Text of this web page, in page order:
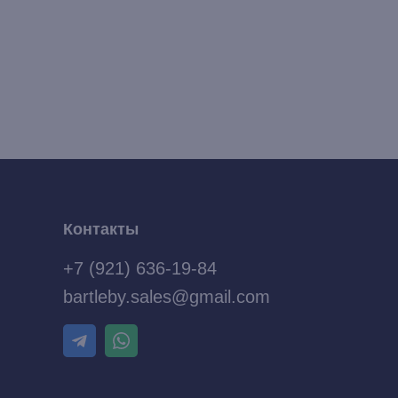
Контакты
+7 (921) 636-19-84
bartleby.sales@gmail.com